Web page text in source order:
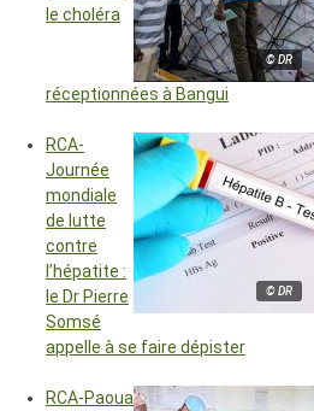
© DR
le choléra
réceptionnées à Bangui
© DR
RCA-
Journée
mondiale
de lutte
contre
l’hépatite :
le Dr Pierre
Somsé
appelle à se faire dépister
RCA-Paoua